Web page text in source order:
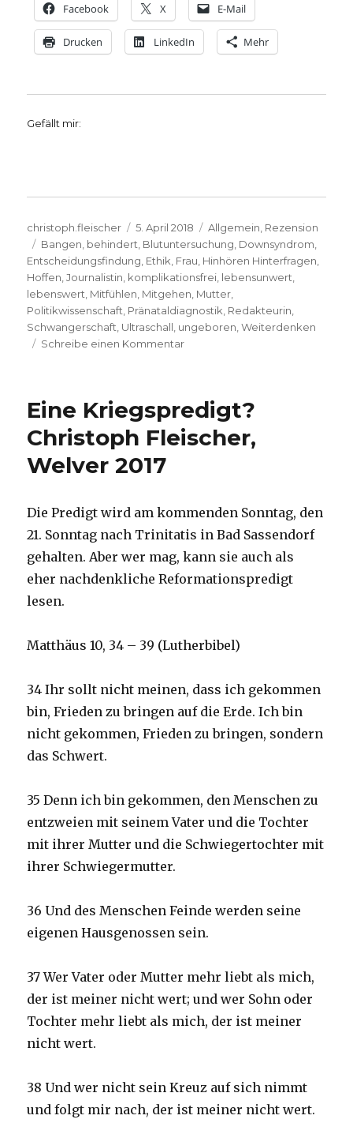
Facebook X E-Mail
Drucken LinkedIn Mehr
Gefällt mir:
Autor
christoph.fleischer
Veröffentlicht
am
5. April 2018 Kategorien
Allgemein Rezension
Schlagwörter
Bangen behindert Blutuntersuchung Downsyndrom
Entscheidungsfindung Ethik Frau Hinhören Hinterfragen
Hoffen ,Journalistin komplikationsfrei lebensunwert
lebenswert Mitfühlen Mitgehen Mutter
Politikwissenschaft Pränataldiagnostik Redakteurin
Schwangerschaft Ultraschall ungeboren ,Weiterdenken
Schreibe einen Kommentarzu
Rezension
von
Emanuel
Eine Kriegspredigt?
Christoph Fleischer,
Welver 2017
Die Predigt wird am kommenden Sonntag, den
21. Sonntag nach Trinitatis in Bad Sassendorf
gehalten. Aber wer mag, kann sie auch als
eher nachdenkliche Reformationspredigt
lesen.
Matthäus 10, 34 – 39 (Lutherbibel)
34 Ihr sollt nicht meinen, dass ich gekommen
bin, Frieden zu bringen auf die Erde. Ich bin
nicht gekommen, Frieden zu bringen, sondern
das Schwert.
35 Denn ich bin gekommen, den Menschen zu
entzweien mit seinem Vater und die Tochter
mit ihrer Mutter und die Schwiegertochter mit
ihrer Schwiegermutter.
36 Und des Menschen Feinde werden seine
eigenen Hausgenossen sein.
37 Wer Vater oder Mutter mehr liebt als mich,
der ist meiner nicht wert; und wer Sohn oder
Tochter mehr liebt als mich, der ist meiner
nicht wert.
38 Und wer nicht sein Kreuz auf sich nimmt
und folgt mir nach, der ist meiner nicht wert.